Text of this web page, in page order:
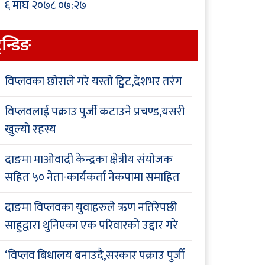
६ माघ २०७८ ०७:२७
विप्लवका छोराले गरे यस्तो ट्विट,देशभर तरंग
विप्लवलाई पक्राउ पुर्जी कटाउने प्रचण्ड,यसरी
खुल्यो रहस्य
दाङमा माओवादी केन्द्रका क्षेत्रीय संयोजक
सहित ५० नेता-कार्यकर्ता नेकपामा समाहित
दाङमा विप्लवका युवाहरुले ऋण नतिरेपछी
साहुद्वारा थुनिएका एक परिवारको उद्दार गरे
‘विप्लव बिधालय बनाउदै,सरकार पक्राउ पुर्जी